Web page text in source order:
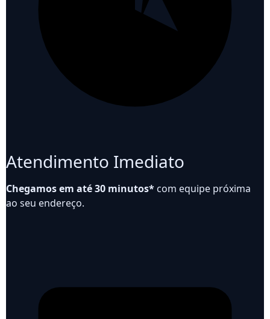
Atendimento Imediato
Chegamos em até 30 minutos* com equipe próxima
ao seu endereço.